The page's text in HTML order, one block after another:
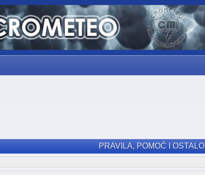
PRAVILA, POMOĆ I OSTALO